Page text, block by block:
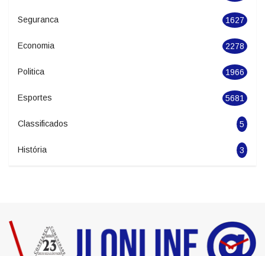
Seguranca 1627
Economia 2278
Politica 1966
Esportes 5681
Classificados 5
História 3